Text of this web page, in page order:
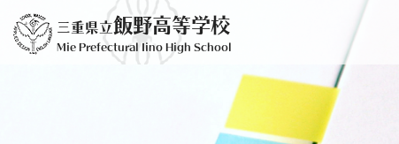
para
三重県立飯野高等学校
Mie Prefectural Iino High School